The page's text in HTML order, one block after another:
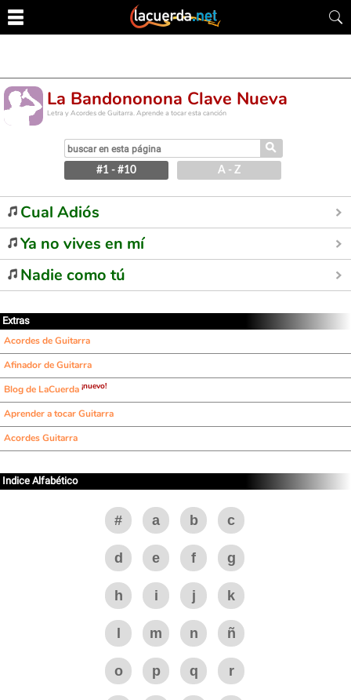
La Bandononona Clave Nueva
Letra y Acordes de Guitarra. Aprende a tocar esta canción
⚲
#1 - #10 A - Z
Cual Adiós
Ya no vives en mí
Nadie como tú
Extras
Acordes de Guitarra
Afinador de Guitarra
Blog de LaCuerda ¡nuevo!
Aprender a tocar Guitarra
Acordes Guitarra
Indice Alfabético
# a b c
d e f g
h i j k
m n ñ
o p q r